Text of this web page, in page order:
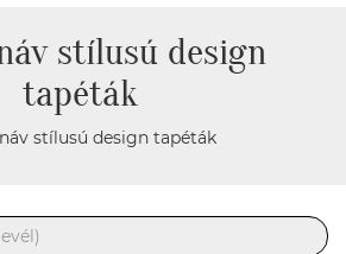
stílusú design
tapéták
stílusú design tapéták